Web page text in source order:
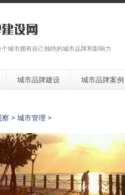
城市拥有自己独特的城市品牌和影响力
城市品牌建设 城市品牌案例
察 > 城市管理 >